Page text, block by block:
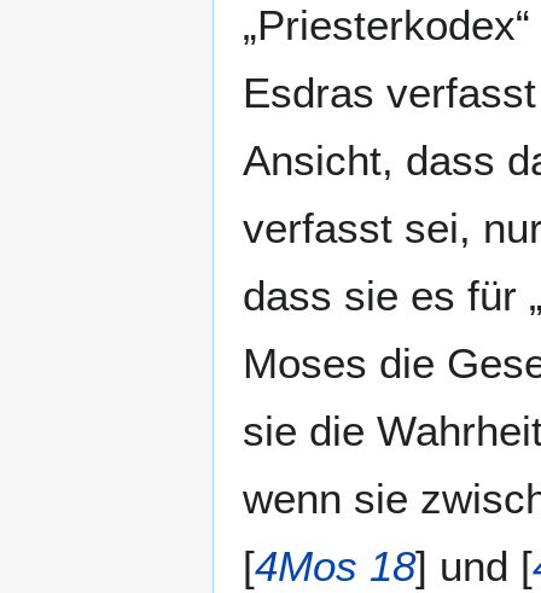
Esdras
Ansicht, dass
verfasst sei,
dass sie es für
Moses die
sie die
wenn sie
[4Mos 18] und [